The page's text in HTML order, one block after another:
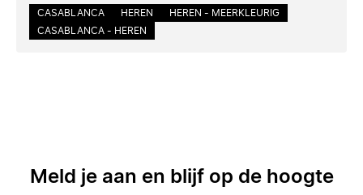
CASABLANCA HEREN
HEREN - MEERKLEURIG
CASABLANCA - HEREN
Meld je aan en blijf op de hoogte